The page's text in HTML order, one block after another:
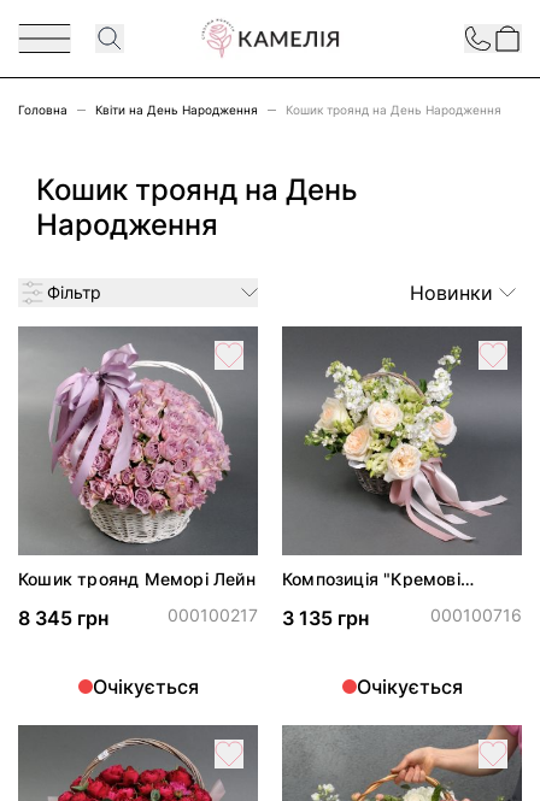
Contact
Головна Квіти на День Народження Кошик троянд на День Народження
Кошик троянд на День
Народження
Фільтр Новинки
Кошик троянд Меморі Лейн
8 345 грн 000100217
Очікується
Композиція "Кремові
3 135 грн 000100716
Очікується